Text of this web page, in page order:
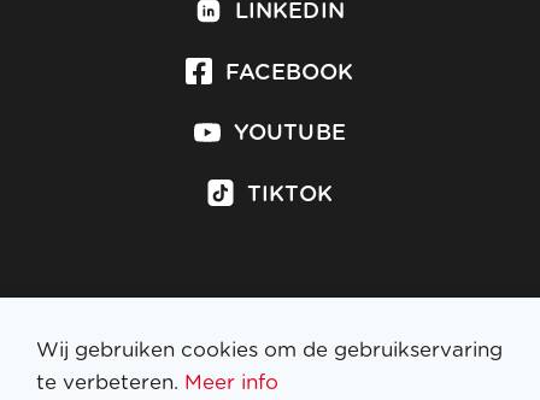
LINKEDIN
FACEBOOK
YOUTUBE
TIKTOK
Inschrijven op nieuwsbrief
Wij gebruiken cookies om de gebruikservaring
te verbeteren. Meer info